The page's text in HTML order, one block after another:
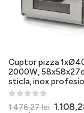
Cuptor pizza
2000W,
sticla, inox
0 out of 5
1.476,27lei Prețul